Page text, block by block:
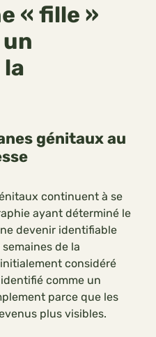
« fille »
la
génitaux au
continuent à se
ayant déterminé le
devenir identifiable
de la
considéré
comme un
parce que les
plus visibles.